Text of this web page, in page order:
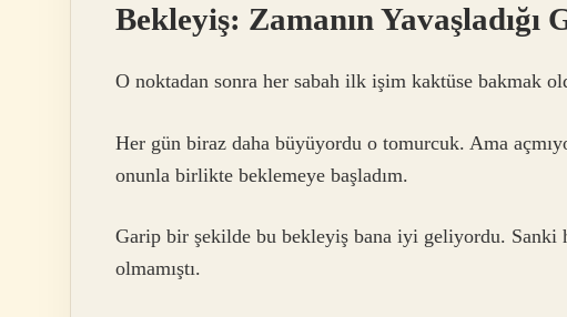
Bekleyiş: Zamanın Yavaşladığı
O noktadan sonra her sabah ilk işim kaktüse bakmak
Her gün biraz daha büyüyordu o tomurcuk. Ama
onunla birlikte beklemeye başladım.
Garip bir şekilde bu bekleyiş bana iyi geliyordu. Sanki
olmamıştı.